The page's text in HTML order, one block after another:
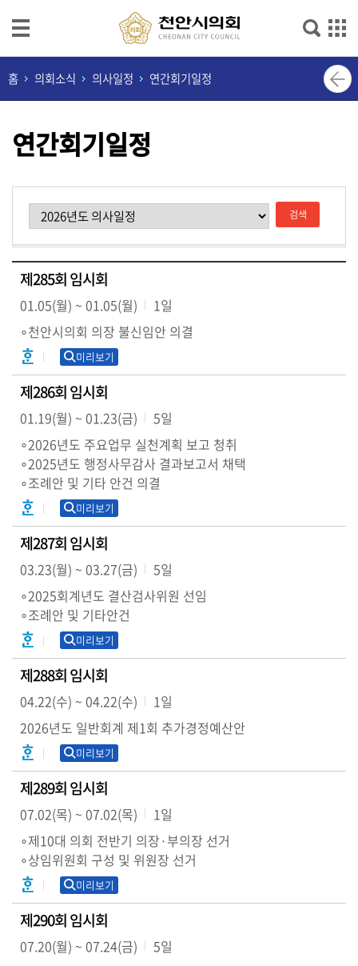
본문으로 바로가기
메인메뉴 바로가기
의
회
개
원
장
의
정
활
동
의
회
소
식
의
안
전
자
회
의
록
영
상
회
의
열
린
의
회
사
이
트
안
내
홈 의회소식 의사일정 연간회기일정
연간회기일정
제285회 임시회
01.05(월) ~ 01.05(월)
1일
∘천안시의회 의장 불신임안 의결
미리보기
제286회 임시회
01.19(월) ~ 01.23(금)
5일
∘2026년도 주요업무 실천계획 보고 청취
∘2025년도 행정사무감사 결과보고서 채택
∘조례안 및 기타 안건 의결
미리보기
제287회 임시회
03.23(월) ~ 03.27(금)
5일
∘2025회계년도 결산검사위원 선임
∘조례안 및 기타안건
미리보기
제288회 임시회
04.22(수) ~ 04.22(수)
1일
2026년도 일반회계 제1회 추가경정예산안
미리보기
제289회 임시회
07.02(목) ~ 07.02(목)
1일
∘제10대 의회 전반기 의장·부의장 선거
∘상임위원회 구성 및 위원장 선거
미리보기
제290회 임시회
07.20(월) ~ 07.24(금)
5일